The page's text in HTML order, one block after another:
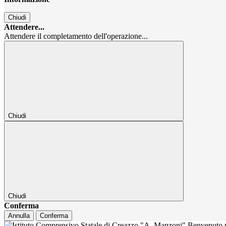
Chiudi
Attendere...
Attendere il completamento dell'operazione...
Chiudi
Chiudi
Conferma
Annulla Conferma